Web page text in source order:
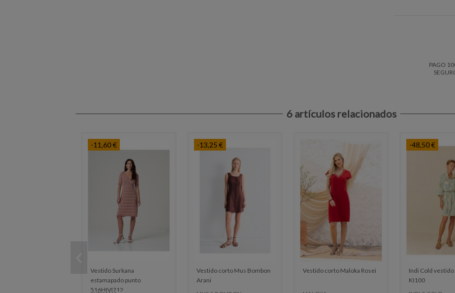
PAGO
6 artículos relacionados
-11,60 €
Vestido Surkana
estamapado punto
516HIVI712
-13,25 €
Vestido corto Mus Bombon
Arani
Vestido corto Maloka Rosei
-48,50 €
Indi Cold
KI100